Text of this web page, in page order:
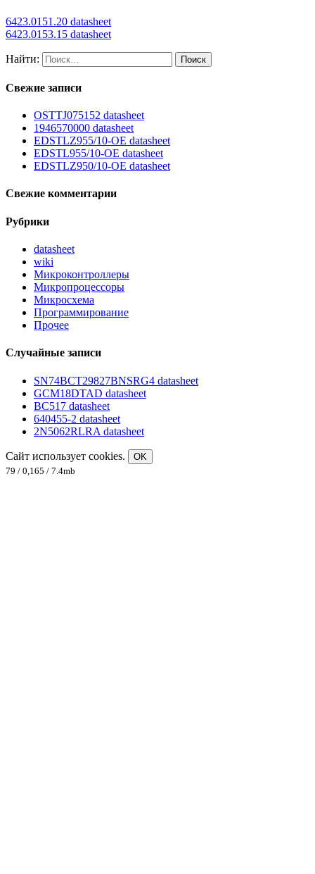
6423.0151.20 datasheet
6423.0153.15 datasheet
Найти:
Свежие записи
OSTTJ075152 datasheet
1946570000 datasheet
EDSTLZ955/10-OE datasheet
EDSTL955/10-OE datasheet
EDSTLZ950/10-OE datasheet
Свежие комментарии
Рубрики
datasheet
wiki
Микроконтроллеры
Микропроцессоры
Микросхема
Программирование
Прочее
Случайные записи
SN74BCT29827BNSRG4 datasheet
GCM18DTAD datasheet
BC517 datasheet
640455-2 datasheet
2N5062RLRA datasheet
Сайт использует cookies.
OK
79 / 0,165 / 7.4mb